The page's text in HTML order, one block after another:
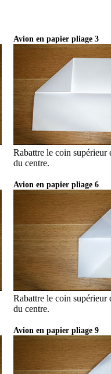
Avion en papier pliage 3
Rabattre le coin supérieur
du centre.
Avion en papier pliage 6
Rabattre le coin supérieur
du centre.
Avion en papier pliage 9